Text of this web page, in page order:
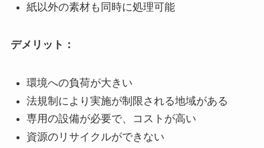
紙以外の素材も同時に処理可能
デメリット：
環境への負荷が大きい
法規制により実施が制限される地域がある
専用の設備が必要で、コストが高い
資源のリサイクルができない